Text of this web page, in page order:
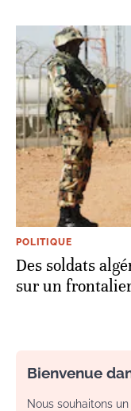
POLITIQUE
Des soldats
sur un
Bienvenue
Nous souhaitons